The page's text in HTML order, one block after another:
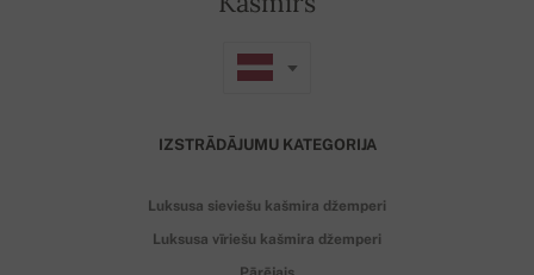
IZSTRĀDĀJUMU KATEGORIJA
Luksusa sieviešu kašmira džemperi
Luksusa vīriešu kašmira džemperi